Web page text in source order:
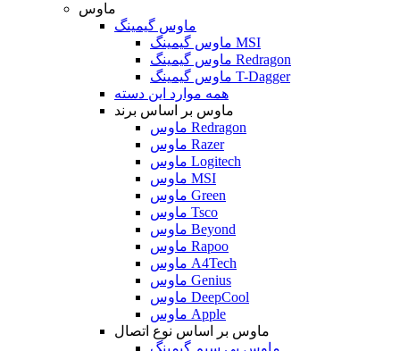
ماوس
ماوس گیمینگ
ماوس گیمینگ MSI
ماوس گیمینگ Redragon
ماوس گیمینگ T-Dagger
همه موارد این دسته
ماوس بر اساس برند
ماوس Redragon
ماوس Razer
ماوس Logitech
ماوس MSI
ماوس Green
ماوس Tsco
ماوس Beyond
ماوس Rapoo
ماوس A4Tech
ماوس Genius
ماوس DeepCool
ماوس Apple
ماوس بر اساس نوع اتصال
ماوس بی سیم گیمینگ